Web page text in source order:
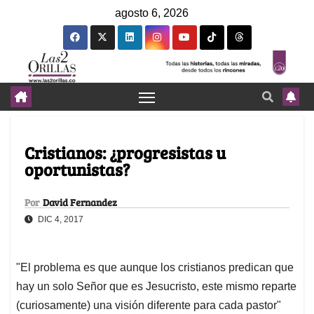
agosto 6, 2026
Cristianos: ¿progresistas u
oportunistas?
Por David Fernandez
DIC 4, 2017
"El problema es que aunque los cristianos predican que
hay un solo Señor que es Jesucristo, este mismo reparte
(curiosamente) una visión diferente para cada pastor"